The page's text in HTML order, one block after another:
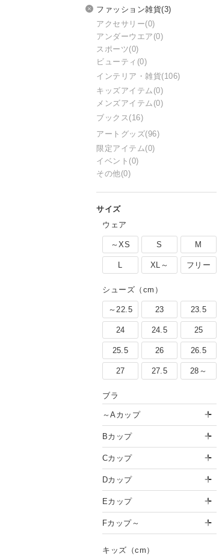
旅行＆帰省コーデ」おすすめ
し術「大人はこれ、どう着
ファッション雑貨(3)
アクセサリー(0)
アンダーウエア (0)
スポーツ(0)
ビューティ (0)
インテリア・雑貨(106)
キッズアイテム (0)
メンズアイテム (0)
ブックス (16)
アートグッズ(96)
限定アイテム(0)
イベント (0)
その他(0)
ウェア
～XS S M
L XL～ フリー
シューズ（cm）
～22.5 23 23.5
24 24.5 25
25.5 26 26.5
27 27.5 28～
ブラ
～Aカップ
Bカップ
Cカップ
Dカップ
Eカップ
Fカップ～
キッズ（cm）